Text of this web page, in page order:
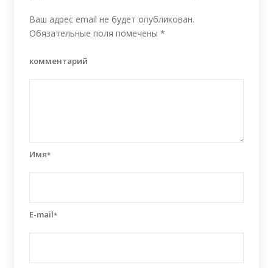
Ваш адрес email не будет опубликован.
Обязательные поля помечены *
комментарий
Имя*
E-mail*